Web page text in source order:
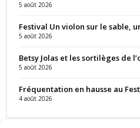
5 août 2026
Festival Un violon sur le sable,
5 août 2026
Betsy Jolas et les sortilèges de
5 août 2026
Fréquentation en hausse au
4 août 2026